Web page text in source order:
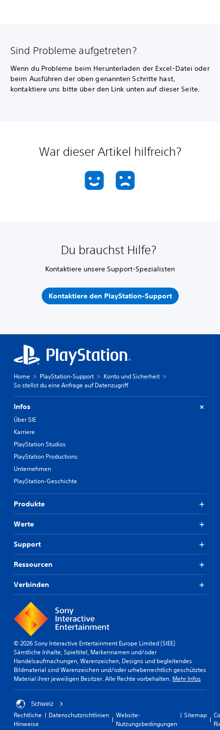
Sind Probleme aufgetreten?
Wenn du Probleme beim Herunterladen der Excel-Datei oder
beim Ausführen der oben genannten Schritte hast,
kontaktiere uns bitte über den Link unten auf dieser Seite.
War dieser Artikel hilfreich?
Du brauchst Hilfe?
Kontaktiere unsere Support-Spezialisten
Kontaktiere den PlayStation-Support
Home PlayStation-Support
Konto und Sicherheit
So stellst du eine Anfrage auf Datenzugriff
Infos
Über SIE
Karriere
PlayStation Studios
PlayStation Productions
Unternehmen
PlayStation-Geschichte
Produkte
Werte
Support
Ressourcen
Verbinden
© 2026 Sony Interactive Entertainment Europe Limited (SIEE)
Sämtliche Inhalte, Spieltitel, Markennamen und/oder
Handelsaufmachungen, Warenzeichen, Designs und begleitendes
Bildmaterial sind Warenzeichen und/oder urheberrechtlich geschütztes
Material ihrer jeweiligen Besitzer. Alle Rechte vorbehalten. Mehr Infos
Schweiz
Rechtliche
Hinweise
Datenschutzrichtlinien
Website-
Nutzungsbedingungen
Sitemap